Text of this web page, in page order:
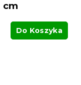
cm
Do Koszyka